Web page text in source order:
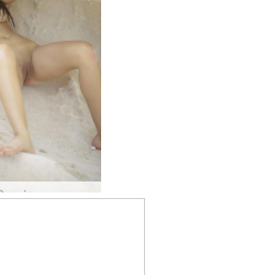
अलीसा मंगल ग्रह पर #55